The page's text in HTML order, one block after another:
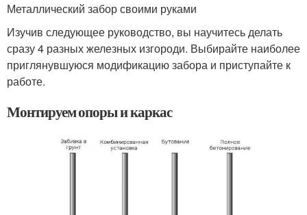
Металлический забор своими руками
Изучив следующее руководство, вы научитесь делать
сразу 4 разных железных изгороди. Выбирайте наиболее
приглянувшуюся модификацию забора и приступайте к
работе.
Монтируем опоры и каркас